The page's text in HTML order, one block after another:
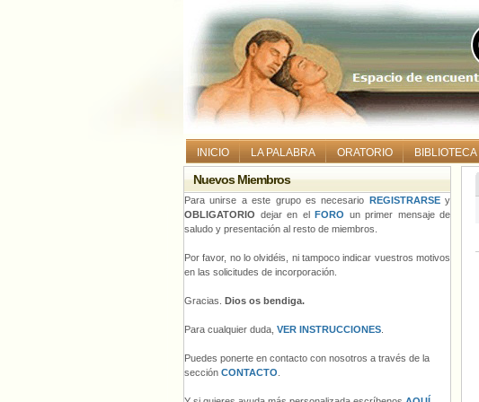
INICIO LA PALABRA ORATORIO BIBLIOTECA
Nuevos Miembros
Para unirse a este grupo es necesario REGISTRARSEy
OBLIGATORIO dejar en el FORO un primer mensaje de
saludo y presentación al resto de miembros.
Por favor, no lo olvidéis, ni tampoco indicar vuestros motivos
en las solicitudes de incorporación.
Gracias. Dios os bendiga.
Para cualquier duda, VER INSTRUCCIONES
Puedes ponerte en contacto con nosotros a través de la
sección CONTACTO